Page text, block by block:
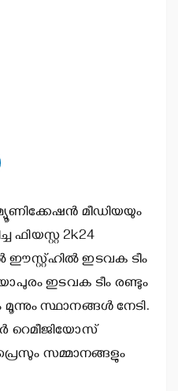
മീഡിയയും
ഫിയസ്റ്റ 2k24
ഇടവക ടീം
ഇടവക ടീം രണ്ടും
സ്ഥാനങ്ങള്‍ നേടി.
റെമീജിയോസ്
സമ്മാനങ്ങളും